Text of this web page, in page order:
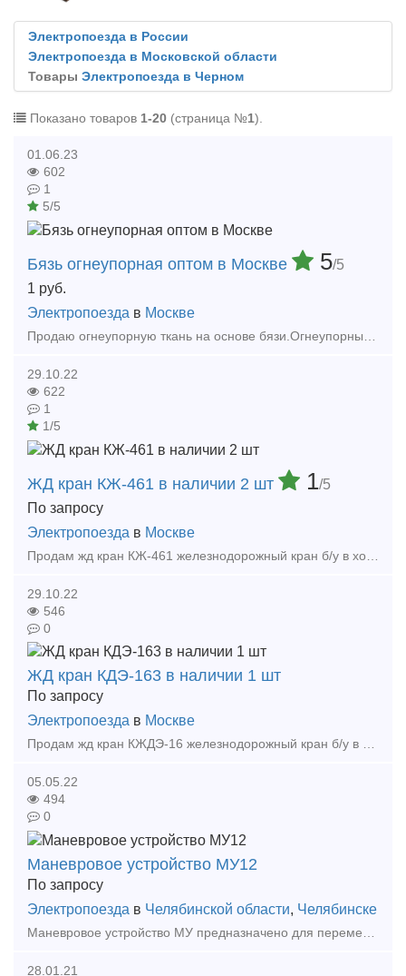
Электропоезда в России
Электропоезда в Московской области
Товары Электропоезда в Черном
Показано товаров 1-20 (страница №1).
01.06.23
602
1
5/5
Бязь огнеупорная оптом в Москве 5/5
1 руб.
Электропоезда в Москве
29.10.22
622
1
1/5
ЖД кран КЖ-461 в наличии 2 шт 1/5
По запросу
Электропоезда в Москве
29.10.22
546
0
ЖД кран КДЭ-163 в наличии 1 шт
По запросу
Электропоезда в Москве
Продам жд кран КЖДЭ-16 железнодорожный кран б/у в хорошем рабочем состоянии, продажа с доставкой в любую точку России, полное сопровождение сделки, все сопутствующие документы. Звонить
05.05.22
494
0
Маневровое устройство МУ12
По запросу
Электропоезда в Челябинской области, Челябинске
Маневровое устройство МУ предназначено для перемещения в обоих направлениях железнодорожных вагонов и составов на проходных или тупиковых путях погрузочных пунктов и иных целей при маневровых
28.01.21